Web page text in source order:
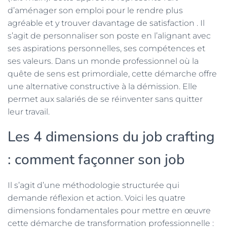
d’aménager son emploi pour le rendre plus
agréable et y trouver davantage de satisfaction . Il
s’agit de personnaliser son poste en l’alignant avec
ses aspirations personnelles, ses compétences et
ses valeurs. Dans un monde professionnel où la
quête de sens est primordiale, cette démarche offre
une alternative constructive à la démission. Elle
permet aux salariés de se réinventer sans quitter
leur travail.
Les 4 dimensions du job crafting
: comment façonner son job
Il s’agit d’une méthodologie structurée qui
demande réflexion et action. Voici les quatre
dimensions fondamentales pour mettre en œuvre
cette démarche de transformation professionnelle :